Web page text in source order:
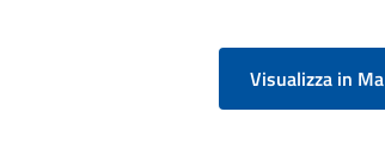
Visualizza in